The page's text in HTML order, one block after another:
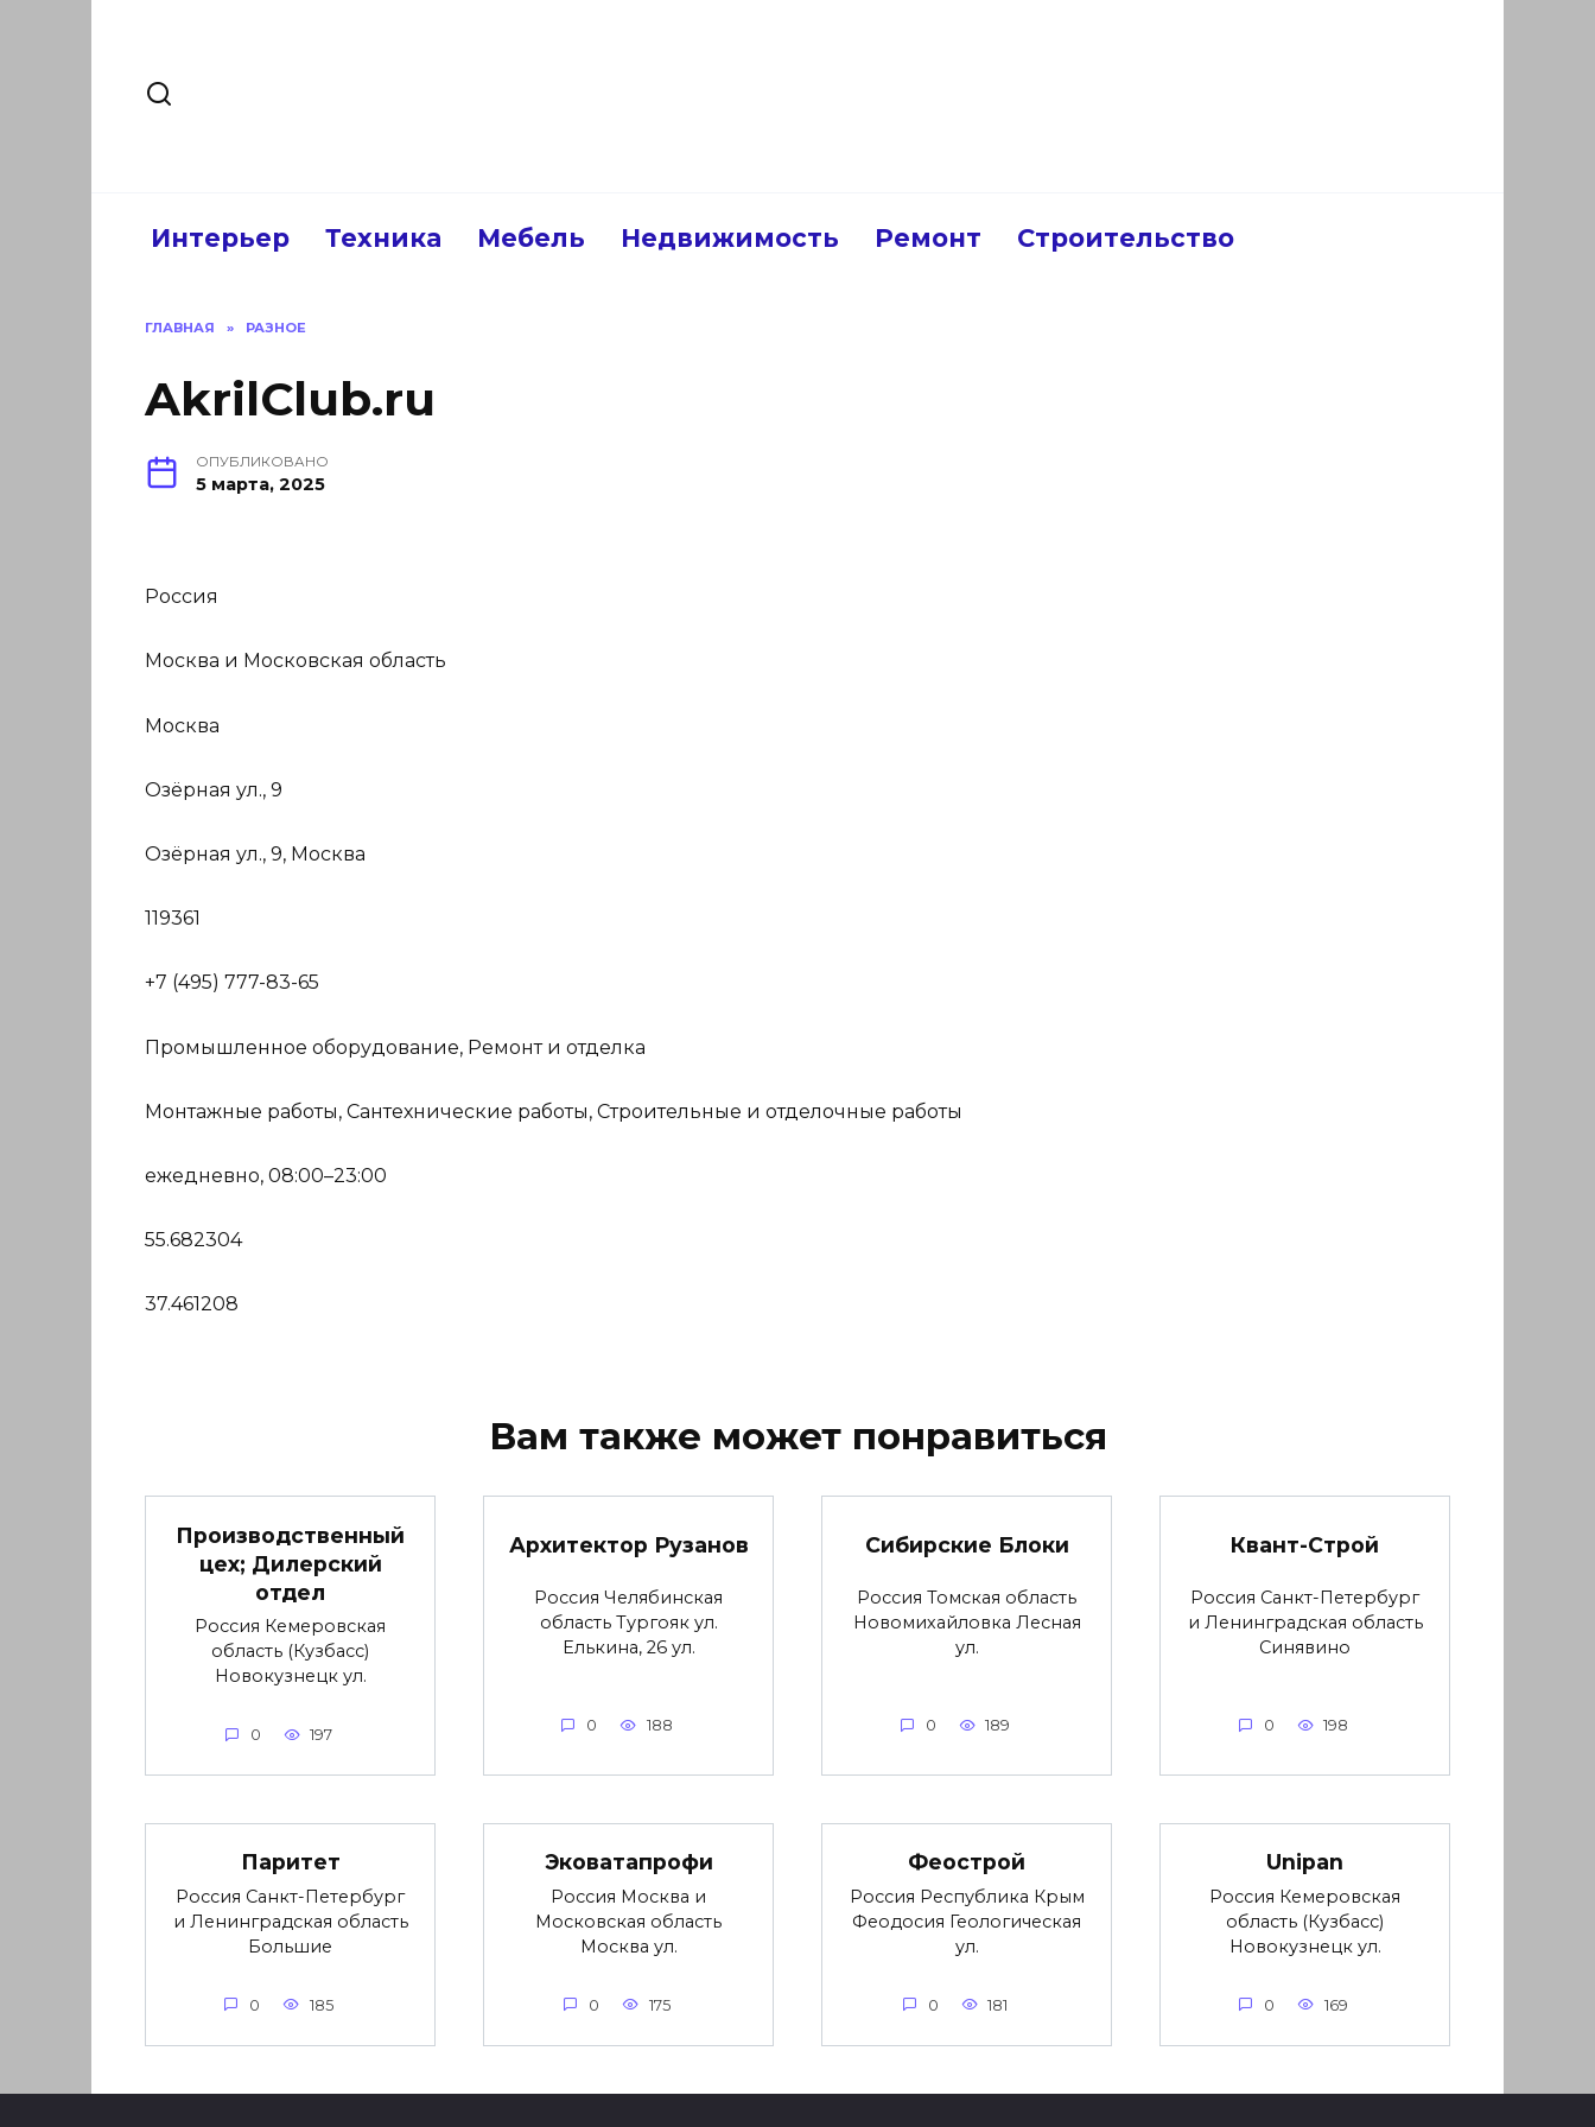
Интерьер Техника Мебель Недвижимость Ремонт Строительство
ГЛАВНАЯ » РАЗНОЕ
AkrilClub.ru
ОПУБЛИКОВАНО
5 марта, 2025
Россия
Москва и Московская область
Москва
Озёрная ул., 9
Озёрная ул., 9, Москва
119361
+7 (495) 777-83-65
Промышленное оборудование, Ремонт и отделка
Монтажные работы, Сантехнические работы, Строительные и отделочные работы
ежедневно, 08:00–23:00
55.682304
37.461208
Вам также может понравиться
Производственный
цех; Дилерский
отдел
Россия Кемеровская
область (Кузбасс)
Новокузнецк ул.
0 197
Архитектор Рузанов
Россия Челябинская
область Тургояк ул.
Елькина, 26 ул.
0 188
Сибирские Блоки
Россия Томская область
Новомихайловка Лесная
ул.
0 189
Квант-Строй
Россия Санкт-Петербург
и Ленинградская область
Синявино
0 198
Паритет
Россия Санкт-Петербург
и Ленинградская область
Большие
0 185
Эковатапрофи
Россия Москва и
Московская область
Москва ул.
0 175
Феострой
Россия Республика Крым
Феодосия Геологическая
ул.
0 181
Unipan
Россия Кемеровская
область (Кузбасс)
Новокузнецк ул.
0 169